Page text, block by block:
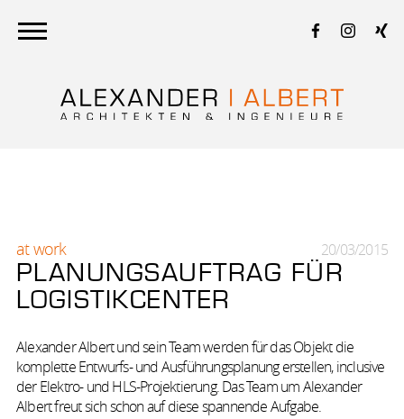
öffentliches bauen
städtebau
gewerbebau
wohnungsbau
gesundheits­wesen
denkmalschutz
PLANUNGSAUFTRAG FÜR
LOGISTIKCENTER
at work 20/03/2015
Alexander Albert und sein Team werden für das Objekt die
komplette Entwurfs- und Ausführungsplanung erstellen, inclusive
der Elektro- und HLS-Projektierung. Das Team um Alexander
Albert freut sich schon auf diese spannende Aufgabe.